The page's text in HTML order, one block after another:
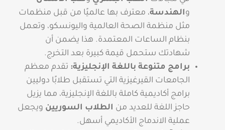
والهندسة، معترف بها عالميًا من قبل منظمات
مثل منظمة الصحة العالمية واليونسكو، وتعمل
بنظام الساعات المعتمدة. هذا يضمن أن
شهادتك ستحمل قيمة كبيرة بعد التخرج.
برامج متنوعة باللغة الإنجليزية: تقدم معظم
الجامعات القيرغيزية التي تستقبل طلابًا دوليين
برامج أكاديمية كاملة باللغة الإنجليزية، مما يزيل
حاجز اللغة للعديد من الطلاب السوريين ويجعل
عملية الاندماج الأكاديمي أسهل.